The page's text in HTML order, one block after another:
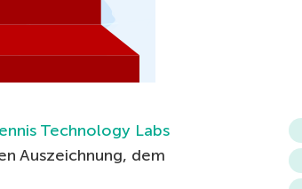
Technology Labs
Auszeichnung, dem